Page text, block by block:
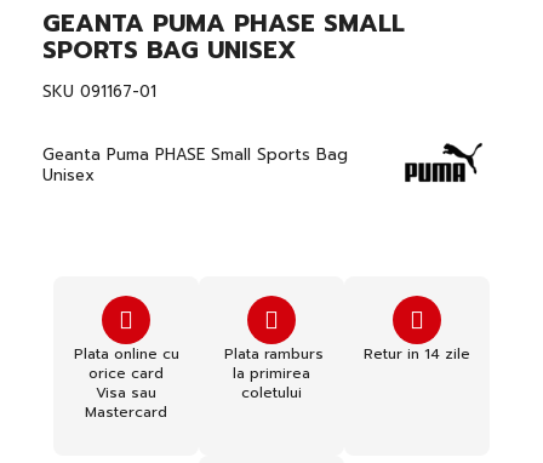
Skip
to
the
beginning
of
gallery
GEANTA PUMA PHASE SMALL
SPORTS BAG UNISEX
SKU 091167-01
Geanta Puma PHASE Small Sports Bag
Unisex
Plata online cu
orice card
Visa sau
Mastercard
Plata ramburs
la primirea
coletului
Retur in 14 zile